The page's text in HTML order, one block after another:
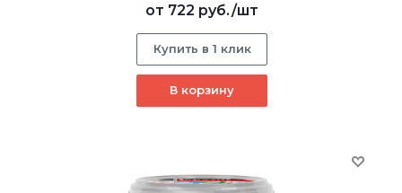
от 722 руб./шт
Купить в 1 клик
В корзину